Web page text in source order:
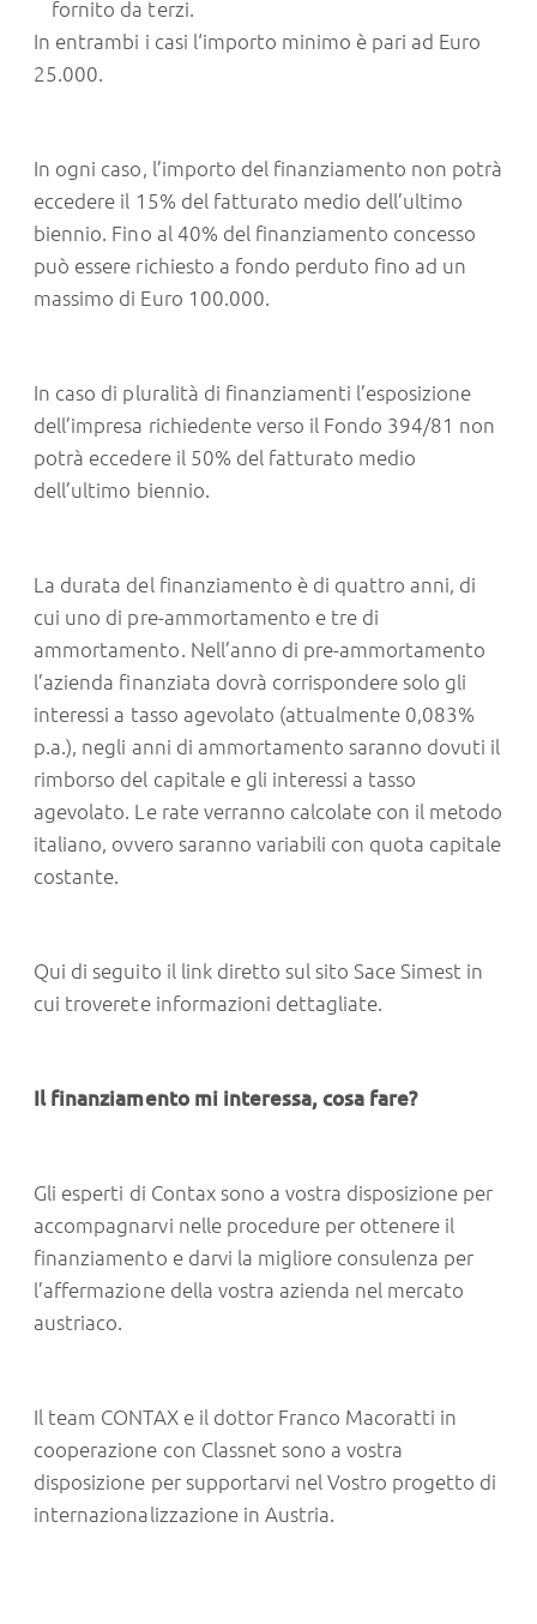
fornito da terzi.
In entrambi i casi l‘importo minimo è pari ad Euro
25.000.
In ogni caso, l’importo del finanziamento non potrà
eccedere il 15% del fatturato medio dell’ultimo
biennio. Fino al 40% del finanziamento concesso
può essere richiesto a fondo perduto fino ad un
massimo di Euro 100.000.
In caso di pluralità di finanziamenti l’esposizione
dell’impresa richiedente verso il Fondo 394/81 non
potrà eccedere il 50% del fatturato medio
dell’ultimo biennio.
La durata del finanziamento è di quattro anni, di
cui uno di pre-ammortamento e tre di
ammortamento. Nell’anno di pre-ammortamento
l’azienda finanziata dovrà corrispondere solo gli
interessi a tasso agevolato (attualmente 0,083%
p.a.), negli anni di ammortamento saranno dovuti il
rimborso del capitale e gli interessi a tasso
agevolato. Le rate verranno calcolate con il metodo
italiano, ovvero saranno variabili con quota capitale
costante.
Qui di seguito il link diretto sul sitoSace Simest in
cui troverete informazioni dettagliate.
Il finanziamento mi interessa, cosa fare?
Gli esperti di Contax sono a vostra disposizione per
accompagnarvi nelle procedure per ottenere il
finanziamento e darvi la migliore consulenza per
l’affermazione della vostra azienda nel mercato
austriaco.
Il team CONTAX e il dottor Franco Macoratti in
cooperazione con Classnet sono a vostra
disposizione per supportarvi nel Vostro progetto di
internazionalizzazione in Austria.